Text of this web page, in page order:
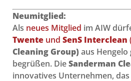
Neumitglied:
Als neues Mitglied im AIW
Twente und SenS Interclean
Cleaning Group) aus Hengelo
begrüßen. DieSanderman
innovatives Unternehmen,